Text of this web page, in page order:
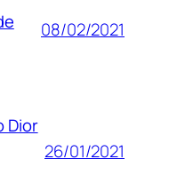
08/02/2021
Dior
26/01/2021